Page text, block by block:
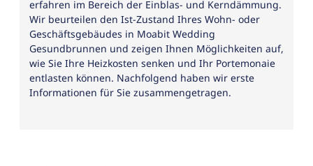
erfahren im Bereich der Einblas- und Kerndämmung.
Wir beurteilen den Ist-Zustand Ihres Wohn- oder
Geschäftsgebäudes in Moabit Wedding
Gesundbrunnen und zeigen Ihnen Möglichkeiten auf,
wie Sie Ihre Heizkosten senken und Ihr Portemonaie
entlasten können. Nachfolgend haben wir erste
Informationen für Sie zusammengetragen.